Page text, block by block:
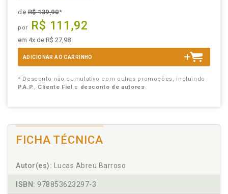
deR$ 139,90*
por R$ 111,92
em 4x de R$ 27,98
ADICIONAR AO CARRINHO
* Desconto não cumulativo com outras promoções, incluindo
P.A.P., Cliente Fiel e desconto de autores
FICHA TÉCNICA
Autor(es): Lucas Abreu Barroso
ISBN: 978853623297-3